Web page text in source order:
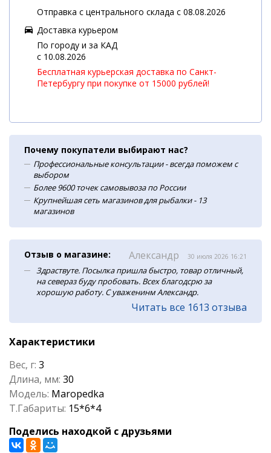
Отправка с центрального склада с 08.08.2026
Доставка курьером
По городу и за КАД
c 10.08.2026
Бесплатная курьерская доставка по Санкт-
Петербургу при покупке от 15000 рублей!
Почему покупатели выбирают нас?
Профессиональные консультации - всегда поможем с
выбором
Более 9600 точек самовывоза по России
Крупнейшая сеть магазинов для рыбалки - 13
магазинов
Отзыв о магазине: Александр 30 июля 2026 16:21
Здраствуте. Посылка пришла быстро, товар отличный,
на севераз буду пробовать. Всех благодсрю за
хорошую работу. С уваженинм Александр.
Читать все 1613 отзыва
Характеристики
Вес, г: 3
Длина, мм: 30
Модель: Maropedka
Т.Габариты: 15*6*4
Поделись находкой с друзьями